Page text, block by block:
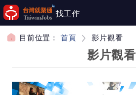
跳到主要內容
找工作
目前位置： 首頁 影片觀看
影片觀看